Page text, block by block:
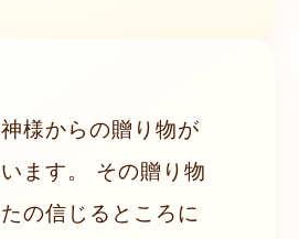
様からの贈り物が
ます。 その贈り物
の信じるところに